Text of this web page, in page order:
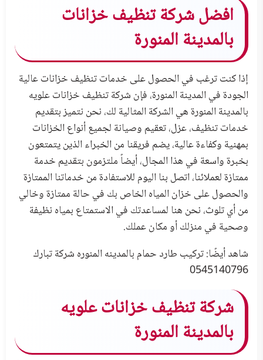
افضل شركة تنظيف خزانات
بالمدينة المنورة
إذا كنت ترغب في الحصول على خدمات تنظيف خزانات عالية
الجودة في المدينة المنورة، فإن شركة تنظيف خزانات علويه
بالمدينة المنورة هي الشركة المثالية لك، نحن نتميز بتقديم
خدمات تنظيف، عزل، تعقيم وصيانة لجميع أنواع الخزانات
بمهنية وكفاءة عالية، يضم فريقنا من الخبراء الذين يتمتعون
بخبرة واسعة في هذا المجال، أيضاً ملتزمون بتقديم خدمة
ممتازة لعملائنا، اتصل بنا اليوم للاستفادة من خدماتنا الممتازة
والحصول على خزان المياه الخاص بك في حالة ممتازة وخالي
من أي تلوث، نحن هنا لمساعدتك في الاستمتاع بمياه نظيفة
وصحية في منزلك أو مكان عملك.
شاهد أيضًا:تركيب طارد حمام بالمدينه المنوره شركة تبارك
0545140796
شركة تنظيف خزانات علويه
بالمدينة المنورة